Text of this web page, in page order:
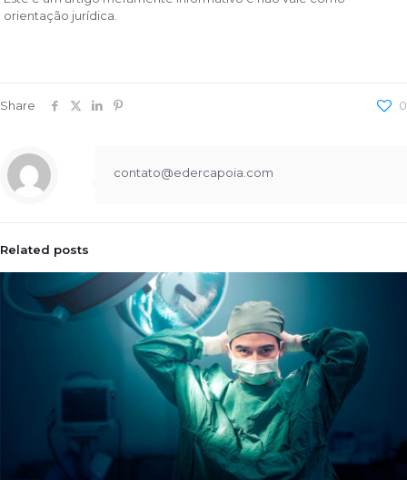
orientação jurídica.
Share 0
contato@edercapoia.com
Related posts